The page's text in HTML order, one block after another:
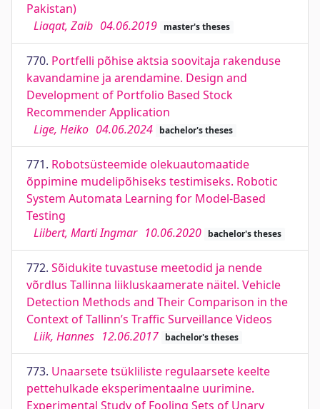
Pakistan)
Liaqat, Zaib 04.06.2019 master's theses
770. Portfelli põhise aktsia soovitaja rakenduse
kavandamine ja arendamine. Design and
Development of Portfolio Based Stock
Recommender Application
Lige, Heiko 04.06.2024 bachelor's theses
771. Robotsüsteemide olekuautomaatide
õppimine mudelipõhiseks testimiseks. Robotic
System Automata Learning for Model-Based
Testing
Liibert, Marti Ingmar 10.06.2020 bachelor's theses
772. Sõidukite tuvastuse meetodid ja nende
võrdlus Tallinna liikluskaamerate näitel. Vehicle
Detection Methods and Their Comparison in the
Context of Tallinn’s Traffic Surveillance Videos
Liik, Hannes 12.06.2017 bachelor's theses
773. Unaarsete tsükliliste regulaarsete keelte
pettehulkade eksperimentaalne uurimine.
Experimental Study of Fooling Sets of Unary